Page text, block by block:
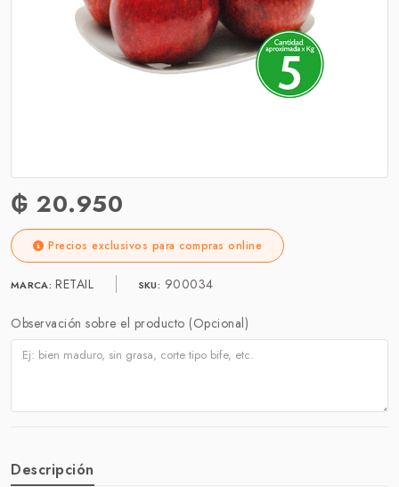
₲ 20.950
Precios exclusivos para compras online
MARCA: RETAIL SKU: 900034
Observación sobre el producto (Opcional)
Descripción